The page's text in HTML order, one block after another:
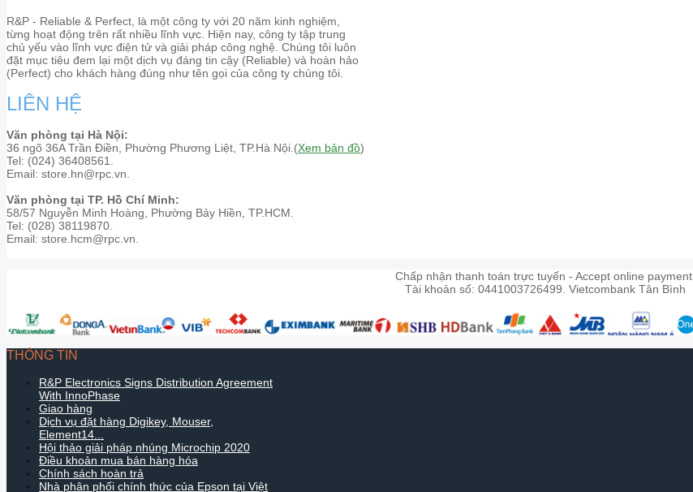
R&P - Reliable & Perfect, là một công ty với 20 năm kinh nghiệm,
từng hoạt động trên rất nhiều lĩnh vực. Hiện nay, công ty tập trung
chủ yếu vào lĩnh vực điện tử và giải pháp công nghệ. Chúng tôi luôn
đặt mục tiêu đem lại một dịch vụ đáng tin cậy (Reliable) và hoàn hảo
(Perfect) cho khách hàng đúng như tên gọi của công ty chúng tôi.
LIÊN HỆ
Văn phòng tại Hà Nội:
36 ngõ 36A Trần Điền, Phường Phương Liệt, TP.Hà Nội.(Xem bản đồ)
Tel: (024) 36408561.
Email: store.hn@rpc.vn.
Văn phòng tại TP. Hồ Chí Minh:
58/57 Nguyễn Minh Hoàng, Phường Bảy Hiền, TP.HCM.
Tel: (028) 38119870.
Email: store.hcm@rpc.vn.
Chấp nhận thanh toán trực tuyến - Accept online payment.
Tài khoản số: 0441003726499. Vietcombank Tân Bình
THÔNG TIN
R&P Electronics Signs Distribution Agreement
With InnoPhase
Giao hàng
Dịch vụ đặt hàng Digikey, Mouser,
Element14...
Hội thảo giải pháp nhúng Microchip 2020
Điều khoản mua bán hàng hóa
Chính sách hoàn trả
Nhà phân phối chính thức của Epson tại Việt